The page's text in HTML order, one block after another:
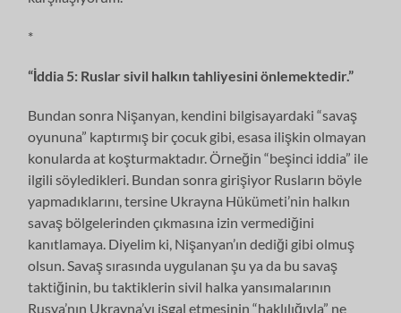
*
“İddia 5: Ruslar sivil halkın tahliyesini önlemektedir.”
Bundan sonra Nişanyan, kendini bilgisayardaki “savaş
oyununa” kaptırmış bir çocuk gibi, esasa ilişkin olmayan
konularda at koşturmaktadır. Örneğin “beşinci iddia” ile
ilgili söyledikleri. Bundan sonra girişiyor Rusların böyle
yapmadıklarını, tersine Ukrayna Hükümeti’nin halkın
savaş bölgelerinden çıkmasına izin vermediğini
kanıtlamaya. Diyelim ki, Nişanyan’ın dediği gibi olmuş
olsun. Savaş sırasında uygulanan şu ya da bu savaş
taktiğinin, bu taktiklerin sivil halka yansımalarının
Rusya’nın Ukrayna’yı işgal etmesinin “haklılığıyla” ne